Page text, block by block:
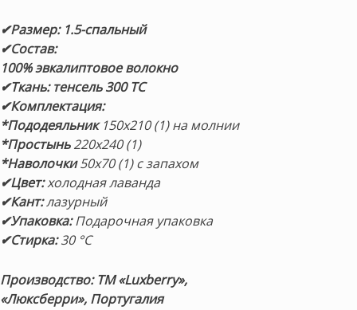
✔Размер: 1.5-спальный
✔Состав:
100% эвкалиптовое волокно
✔Ткань: тенсель 300 ТС
✔Комплектация:
*Пододеяльник 150х210 (1) на молнии
*Простынь220х240 (1)
*Наволочки50х70 (1) с запахом
✔Цвет:холодная лаванда
✔Кант:лазурный
✔Упаковка:Подарочная упаковка
✔Стирка:30 °С
Производство: ТМ «Luxberry»,
«Люксберри», Португалия